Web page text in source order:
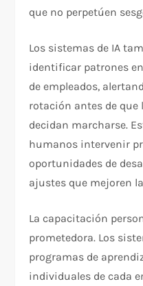
que no perpetúen
Los sistemas de IA
identificar patrones
de empleados,
rotación antes de que
decidan marcharse.
humanos intervenir
oportunidades de
ajustes que mejoren
La capacitación
prometedora. Los
programas de
individuales de cada